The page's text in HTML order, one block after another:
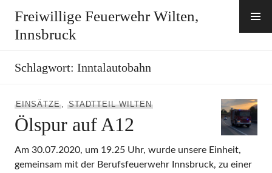
Inhalt
springen
Freiwillige Feuerwehr Wilten,
Innsbruck
Schlagwort: Inntalautobahn
EINSÄTZE, STADTTEIL WILTEN
Ölspur auf A12
Am 30.07.2020, um 19.25 Uhr, wurde unsere Einheit,
gemeinsam mit der Berufsfeuerwehr Innsbruck, zu einer